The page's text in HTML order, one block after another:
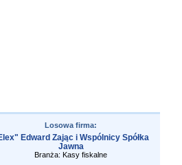
Losowa firma:
Edward Zając i Wspólnicy Spółka
Jawna
Branża: Kasy fiskalne